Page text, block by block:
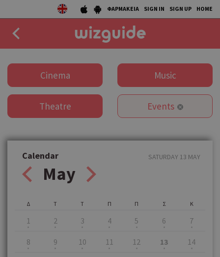
ΦΑΡΜΑΚΕΙΑ SIGN IN SIGN UP HOME
DRINK
COLLECTIONS
STORIES
Cinema Music
Theatre Events
Calendar
May
SATURDAY 13 MAY
Δ
1
Τ
2
Τ
3
Π
4
Π
5
Σ
6
Κ
7
8 9 10 11 12 13 14